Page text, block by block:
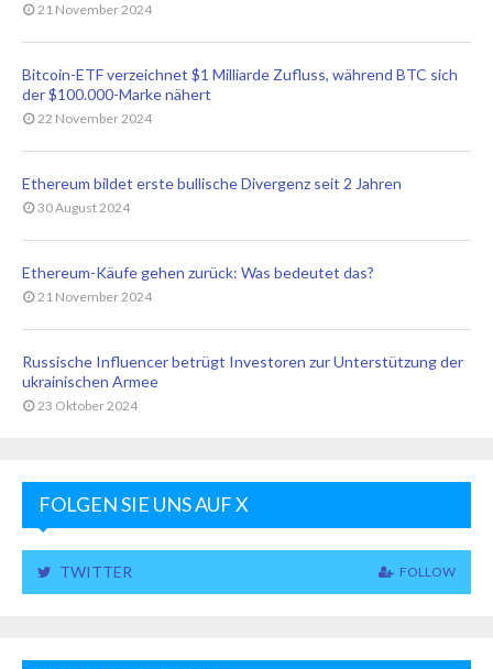
21 November 2024
Bitcoin-ETF verzeichnet $1 Milliarde Zufluss, während BTC sich
der $100.000-Marke nähert
22 November 2024
Ethereum bildet erste bullische Divergenz seit 2 Jahren
30 August 2024
Ethereum-Käufe gehen zurück: Was bedeutet das?
21 November 2024
Russische Influencer betrügt Investoren zur Unterstützung der
ukrainischen Armee
23 Oktober 2024
FOLGEN SIE UNS AUF X
TWITTER FOLLOW